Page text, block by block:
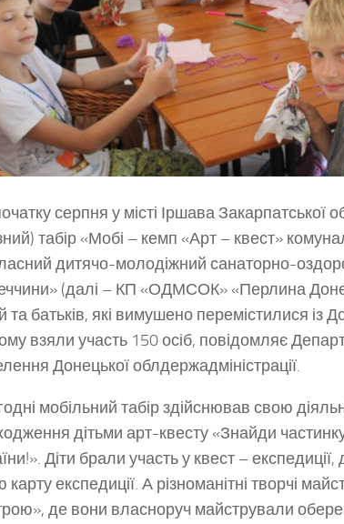
серпня у місті Іршава Закарпатської
табір «Мобі – кемп «Арт – квест»
дитячо-молодіжний санаторно-
(далі – КП «ОДМСОК» «Перлина
та батьків, які вимушено перемістилися із
взяли участь 150 осіб, повідомляє
Донецької облдержадміністрації.
мобільний табір здійснював свою
дітьми арт-квесту «Знайди
Діти брали участь у квест –
карту експедиції. А різноманітні творчі
де вони власноруч майстрували